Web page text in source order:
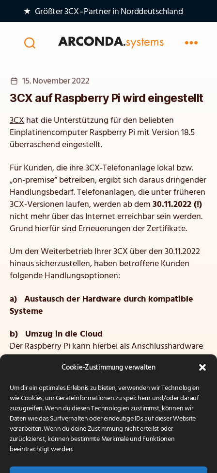
Cookie-Zustimmung verwalten
Um dir ein optimales Erlebnis zu bieten, verwenden wir Technologien
wie Cookies, um Geräteinformationen zu speichern und/oder darauf
zuzugreifen. Wenn du diesen Technologien zustimmst, können wir
Daten wie das Surfverhalten oder eindeutige IDs auf dieser Website
verarbeiten. Wenn du deine Zustimmung nicht erteilst oder
zurückziehst, können bestimmte Merkmale und Funktionen
beeinträchtigt werden.
★ Größter 3CX‑Partner in Norddeutschland
Veröffentlichungsdatum
15. November 2022
3CX auf Raspberry Pi wird eingestellt
3CXhat die Unterstützung für den beliebten
Einplatinencomputer Raspberry Pi mit Version 18.5
überraschend eingestellt.
Für Kunden, die ihre 3CX-Telefonanlage lokal bzw.
„on-premise“ betreiben, ergibt sich daraus dringender
Handlungsbedarf. Telefonanlagen, die unter früheren
3CX-Versionen laufen, werden ab dem30.11.2022 (!)
nicht mehr über das Internet erreichbar sein werden.
Grund hierfür sind Erneuerungen der Zertifikate.
Um den Weiterbetrieb Ihrer 3CX über den 30.11.2022
hinaus sicherzustellen, haben betroffene Kunden
folgende Handlungsoptionen:
a) Austausch der Hardware durch kompatible
Systeme
b) Umzug in die Cloud
Der Raspberry Pi kann hierbei als Anschlusshardware
bzw. SBC eingesetzt werden und es ist eine
unproblematische Migration in eine Cloud
erforderlich, sofern Sie Ihren Telefontrunks
standortunabhängig einsetzen können, was
insbesondere mit den Produkten der deutschen
Telekom nicht ohne technische Zusatzkomponenten
möglich ist.
Bittesprechen Sie uns an
Ihrer telefonischen Erreichbarkeit zu vermeiden.